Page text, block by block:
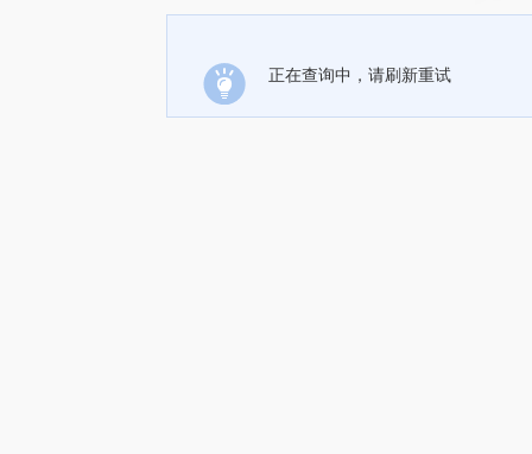
正在查询中，请刷新重试